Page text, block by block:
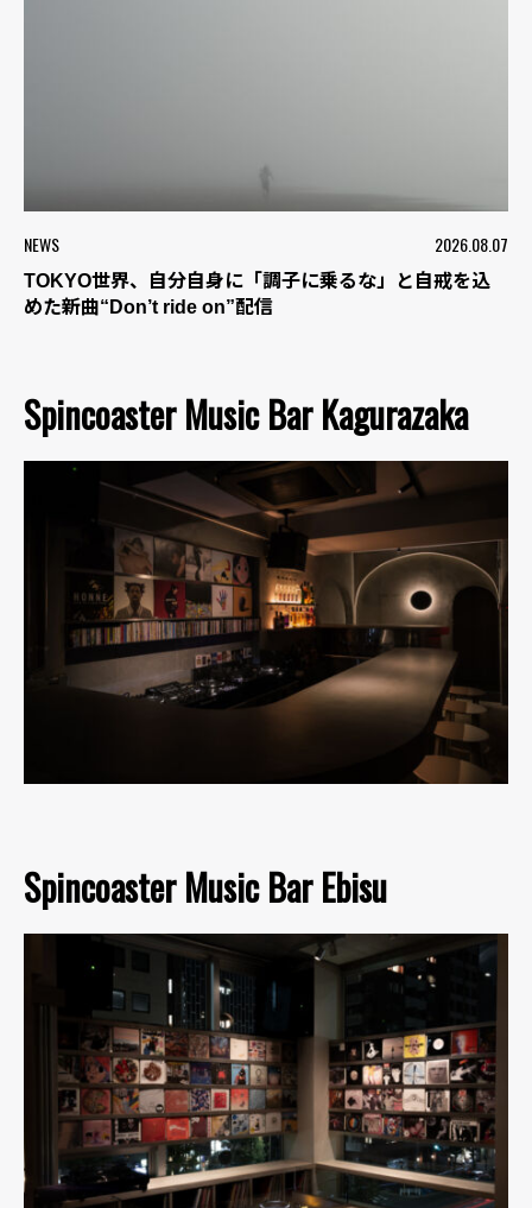
NEWS 2026.08.07
TOKYO世界、自分自身に「調子に乗るな」と自戒を込
めた新曲“Don’t ride on”配信
Spincoaster Music Bar Kagurazaka
Spincoaster Music Bar Ebisu